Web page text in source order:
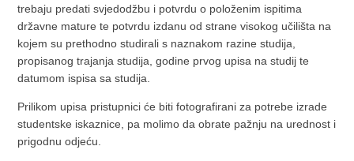
trebaju predati svjedodžbu i potvrdu o položenim ispitima
državne mature te potvrdu izdanu od strane visokog učilišta na
kojem su prethodno studirali s naznakom razine studija,
propisanog trajanja studija, godine prvog upisa na studij te
datumom ispisa sa studija.
Prilikom upisa pristupnici će biti fotografirani za potrebe izrade
studentske iskaznice, pa molimo da obrate pažnju na urednost i
prigodnu odjeću.